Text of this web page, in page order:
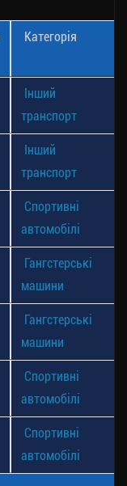
Категорія
Інший
транспорт
Інший
транспорт
Спортивні
автомобілі
Гангстерські
машини
Гангстерські
машини
Спортивні
автомобілі
Спортивні
автомобілі